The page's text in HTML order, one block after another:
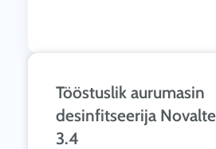
Tööstuslik aurumasin
desinfitseerija
3.4